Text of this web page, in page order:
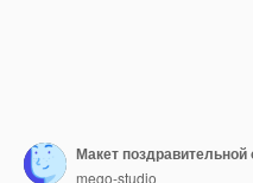
Макет
mego-studio